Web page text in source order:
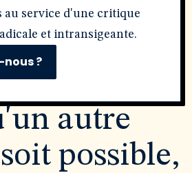
au service d'une critique
et intransigeante.
?
autre
possible,